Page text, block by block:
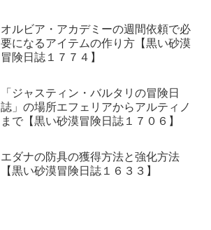
オルビア・アカデミーの週間依頼で必
要になるアイテムの作り方【黒い砂漠
冒険日誌１７７４】
「ジャスティン・バルタリの冒険日
誌」の場所エフェリアからアルティノ
まで【黒い砂漠冒険日誌１７０６】
エダナの防具の獲得方法と強化方法
【黒い砂漠冒険日誌１６３３】